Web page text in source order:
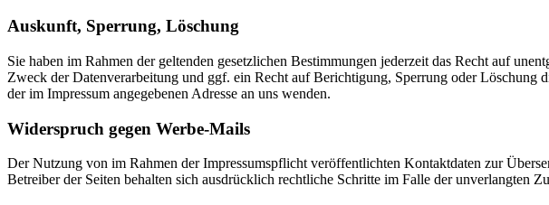
Auskunft, Sperrung, Löschung
Sie haben im Rahmen der geltenden gesetzlichen Bestimmungen jederzeit das Recht auf
Zweck der Datenverarbeitung und ggf. ein Recht auf Berichtigung, Sperrung oder Löschung
der im Impressum angegebenen Adresse an uns wenden.
Widerspruch gegen Werbe-Mails
Der Nutzung von im Rahmen der Impressumspflicht veröffentlichten Kontaktdaten zur
Betreiber der Seiten behalten sich ausdrücklich rechtliche Schritte im Falle der unverlangten